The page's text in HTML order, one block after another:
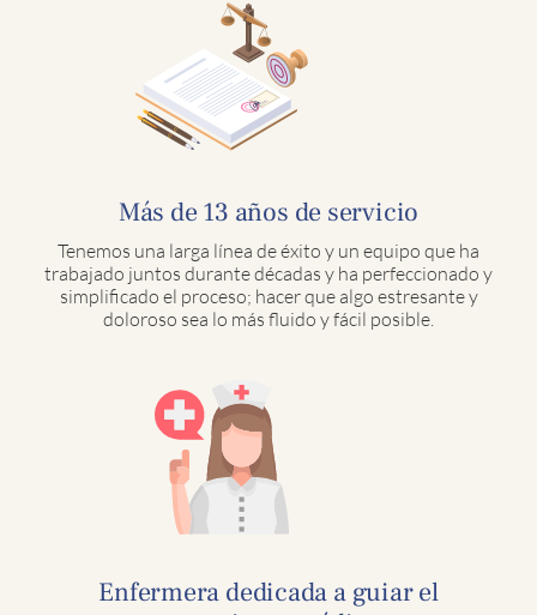
Más de 13 años de servicio
Tenemos una larga línea de éxito y un equipo que ha
trabajado juntos durante décadas y ha perfeccionado y
simplificado el proceso; hacer que algo estresante y
doloroso sea lo más fluido y fácil posible.
Enfermera dedicada a guiar el